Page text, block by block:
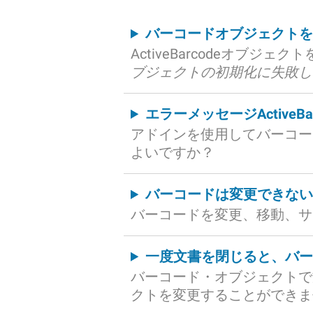
バーコードオブジェクト
ActiveBarcodeオブジェクト
ブジェクトの初期化に失敗
エラーメッセージ
アドインを使用してバーコ
よいですか？
バーコードは変更できな
バーコードを変更、移動、
一度文書を閉じると、バ
バーコード・オブジェクト
クトを変更することができ